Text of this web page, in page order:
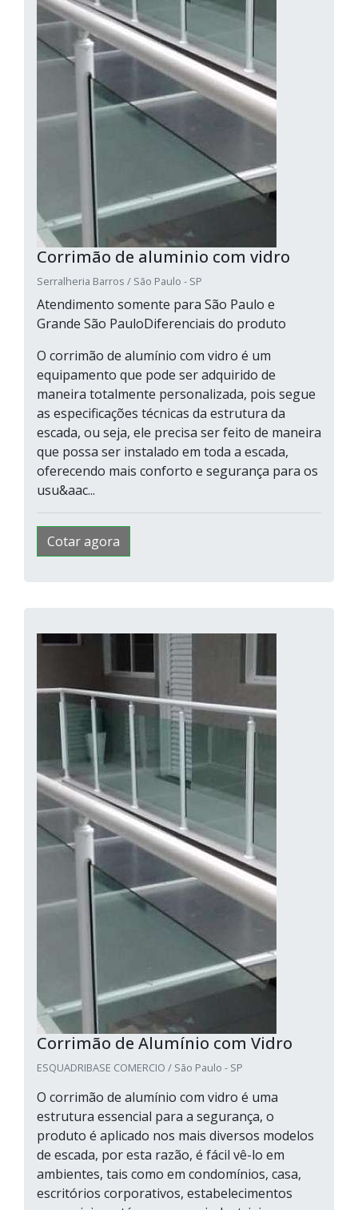
Corrimão de aluminio com vidro
Serralheria Barros / São Paulo - SP
Atendimento somente para São Paulo e
Grande São PauloDiferenciais do produto
O corrimão de alumínio com vidro é um
equipamento que pode ser adquirido de
maneira totalmente personalizada, pois segue
as especificações técnicas da estrutura da
escada, ou seja, ele precisa ser feito de maneira
que possa ser instalado em toda a escada,
oferecendo mais conforto e segurança para os
usu&aac...
Cotar agora
Corrimão de Alumínio com Vidro
ESQUADRIBASE COMERCIO / São Paulo - SP
O corrimão de alumínio com vidro é uma
estrutura essencial para a segurança, o
produto é aplicado nos mais diversos modelos
de escada, por esta razão, é fácil vê-lo em
ambientes, tais como em condomínios, casa,
escritórios corporativos, estabelecimentos